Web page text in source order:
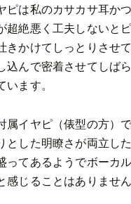
ピは私のカサカサ耳か
超絶悪く工夫しないと
きかけてしっとりさせ
込んで密着させてしば
ます。
属イヤピ（俵型の方）
とした明瞭さが両立し
ってあるようでボーカ
感じることはありません